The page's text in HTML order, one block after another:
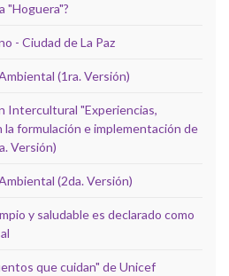
"Hoguera"?
- Ciudad de La Paz
(1ra. Versión)
Intercultural "Experiencias,
la formulación e implementación de
Versión)
(2da. Versión)
y saludable es declarado como
que cuidan" de Unicef